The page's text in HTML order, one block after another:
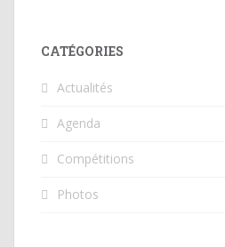
CATÉGORIES
Actualités
Agenda
Compétitions
Photos